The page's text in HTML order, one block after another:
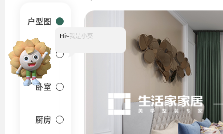
户型图
客厅
卧室
厨房
Hi~我是小葵